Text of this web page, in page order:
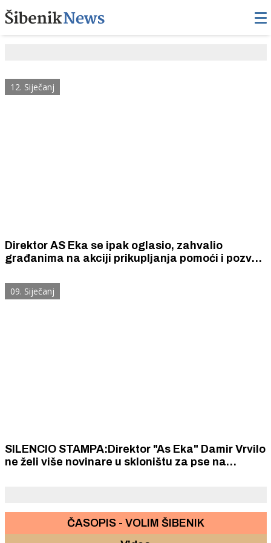
12. Siječanj
Direktor AS Eka se ipak oglasio, zahvalio
građanima na akciji prikupljanja pomoći i pozvao
09. Siječanj
SILENCIO STAMPA:Direktor "As Eka" Damir Vrvilo
ne želi više novinare u skloništu za pse na
ČASOPIS - VOLIM ŠIBENIK